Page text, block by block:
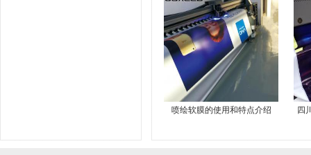
喷绘软膜的使用和特点介绍 四